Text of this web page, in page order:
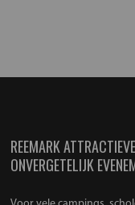
REEMARK
ONVERGETELIJK